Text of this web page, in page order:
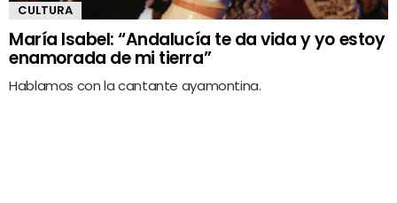
CULTURA
María Isabel: “Andalucía te da vida y yo estoy
enamorada de mi tierra”
Hablamos con la cantante ayamontina.